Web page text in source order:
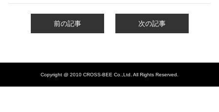
前の記事 次の記事
Copyright @ 2010 CROSS-BEE Co.,Ltd. All Rights Reserved.